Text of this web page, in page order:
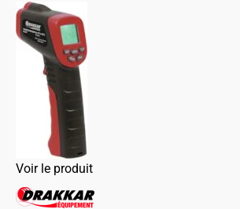
Voir le produit